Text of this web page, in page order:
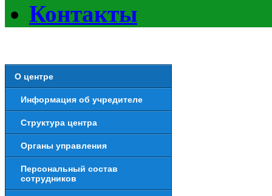
Контакты
О центре
Информация об учредителе
Структура центра
Органы управления
Персональный состав
сотрудников